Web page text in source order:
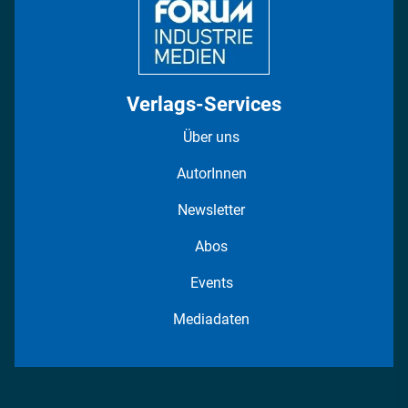
Verlags-Services
Über uns
AutorInnen
Newsletter
Abos
Events
Mediadaten